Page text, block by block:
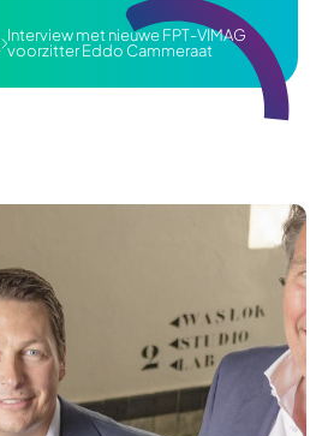
Interview met nieuwe FPT-VIMAG
voorzitter Eddo Cammeraat